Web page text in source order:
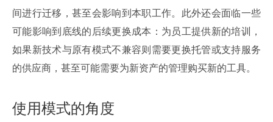
间进行迁移，甚至会影响到本职工作。此外还会面临一些
可能影响到底线的后续更换成本：为员工提供新的培训，
如果新技术与原有模式不兼容则需要更换托管或支持服务
的供应商，甚至可能需要为新资产的管理购买新的工具。
使用模式的角度